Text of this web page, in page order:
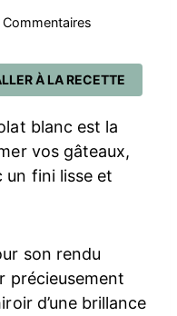
Commentaires
À LA RECETTE
blanc est la
vos gâteaux,
un fini lisse et
son rendu
précieusement
d’une brillance